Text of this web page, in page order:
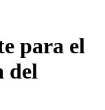
para el
del